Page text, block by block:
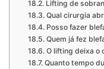
Lifting de
Qual cirurgia
Posso fazer
Quem já fez
O lifting deixa o
Quanto tempo